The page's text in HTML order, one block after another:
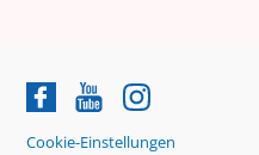
Cookie-Einstellungen